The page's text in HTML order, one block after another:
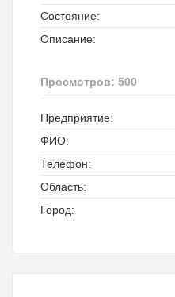
Состояние:
Описание:
Просмотров: 500
Предприятие:
ФИО:
Телефон:
Область:
Город: